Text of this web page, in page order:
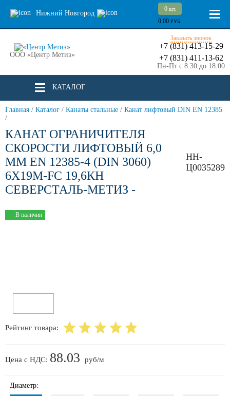
Нижний Новгород
0 шт.
0.00 РУБ.
ООО «Центр Метиз»
Заказать звонок
+7 (831) 413-15-29
+7 (831) 411-13-62
Пн-Пт с 8:30 до 18:00
КАТАЛОГ
Главная / Каталог / Канаты стальные / Канат лифтовый DIN EN 12385
/
КАНАТ ОГРАНИЧИТЕЛЯ
СКОРОСТИ ЛИФТОВЫЙ 6,0
ММ EN 12385-4 (DIN 3060)
6Х19M-FC 19,6КН
СЕВЕРСТАЛЬ-МЕТИЗ -
НН-
Ц0035289
В наличии
Рейтинг товара:
Цена с НДС: 88.03 руб/м
Диаметр: